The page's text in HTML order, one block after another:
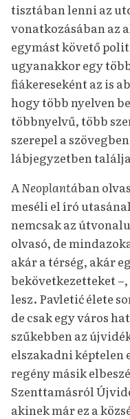
tisztában lenni az
vonatkozásában az
egymást követő
ugyanakkor egy
fiákereseként az is
hogy több nyelven
többnyelvű, több
szerepel a
lábjegyzetben
ANeoplantában
meséli el író
nemcsak az
olvasó, de
akár a térség, akár
bekövetkezetteket
lesz. Pavletić élete
de csak egy város
szűkebben az
elszakadni képtelen
regény másik
Szenttamásról
akinek már ez a